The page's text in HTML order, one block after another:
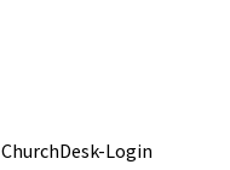
ChurchDesk-Login